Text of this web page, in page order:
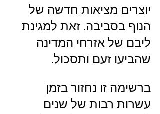
יוצרים מציאות חדשה של
הנוף בסביבה. זאת למגינת
ליבם של אזרחי המדינה
שהביעו זעם ותסכול.
ברשימה זו נחזור בזמן
עשרות רבות של שנים